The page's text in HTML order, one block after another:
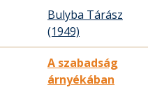
Bulyba Tárász
(1949)
A szabadság
árnyékában